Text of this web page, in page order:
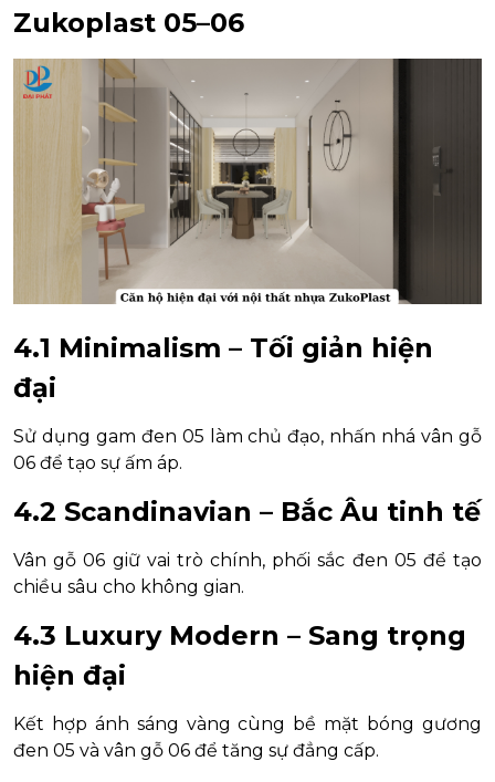
Zukoplast 05–06
4.1 Minimalism – Tối giản hiện
đại
Sử dụng gam đen 05 làm chủ đạo, nhấn nhá vân gỗ
06 để tạo sự ấm áp.
4.2 Scandinavian – Bắc Âu tinh tế
Vân gỗ 06 giữ vai trò chính, phối sắc đen 05 để tạo
chiều sâu cho không gian.
4.3 Luxury Modern – Sang trọng
hiện đại
Kết hợp ánh sáng vàng cùng bề mặt bóng gương
đen 05 và vân gỗ 06 để tăng sự đẳng cấp.